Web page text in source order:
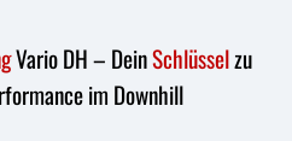
Vario DH – DeinSchlüsselzu
im Downhill